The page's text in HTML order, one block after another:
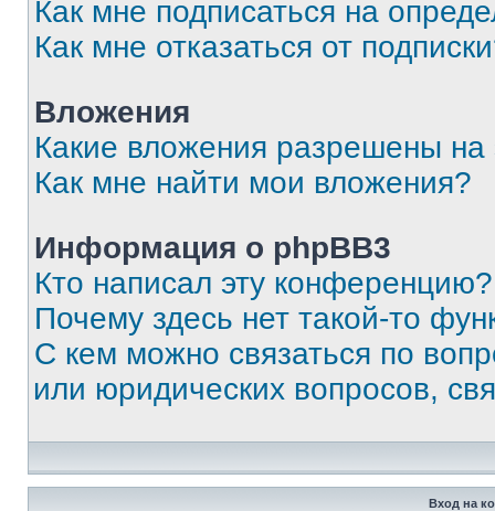
Как мне подписаться на
Как мне отказаться от
Вложения
Какие вложения разрешены
Как мне найти мои вложения?
Информация о phpBB3
Кто написал эту конференцию?
Почему здесь нет такой-то
С кем можно связаться по
или юридических вопросов,
Вход на